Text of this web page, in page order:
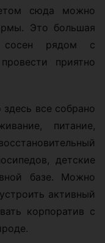
сюда можно
Это большая
сосен рядом с
приятно
все собрано
питание,
детские
базе. Можно
активный
корпоратив с